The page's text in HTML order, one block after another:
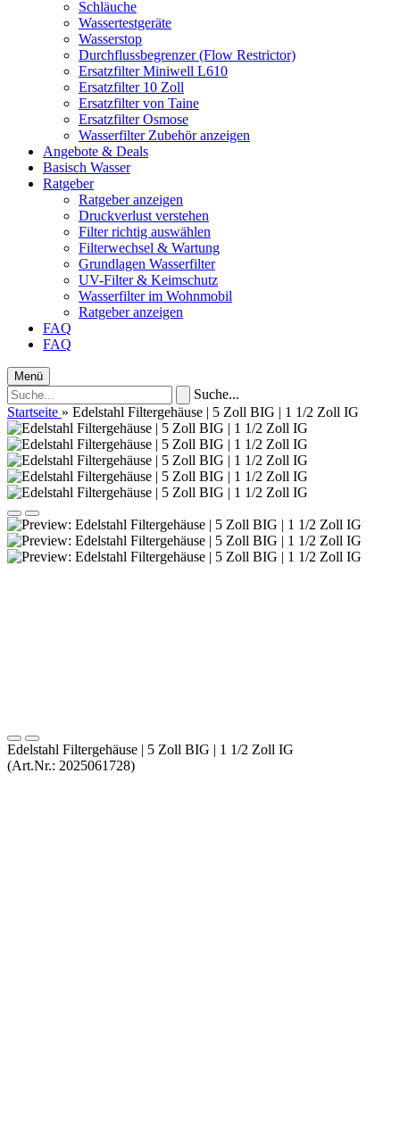
Schläuche
Wassertestgeräte
Wasserstop
Durchflussbegrenzer (Flow Restrictor)
Ersatzfilter Miniwell L610
Ersatzfilter 10 Zoll
Ersatzfilter von Taine
Ersatzfilter Osmose
Wasserfilter Zubehör anzeigen
Angebote & Deals
Basisch Wasser
Ratgeber
Ratgeber anzeigen
Druckverlust verstehen
Filter richtig auswählen
Filterwechsel & Wartung
Grundlagen Wasserfilter
UV-Filter & Keimschutz
Wasserfilter im Wohnmobil
Ratgeber anzeigen
FAQ
FAQ
Menü
Suche...
Startseite » Edelstahl Filtergehäuse | 5 Zoll BIG | 1 1/2 Zoll IG
Edelstahl Filtergehäuse | 5 Zoll BIG | 1 1/2 Zoll IG
(Art.Nr.: 2025061728)